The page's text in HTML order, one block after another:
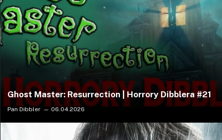
Ghost Master: Resurrection | Horrory Dibblera #21
Pan Dibbler 06.04.2026